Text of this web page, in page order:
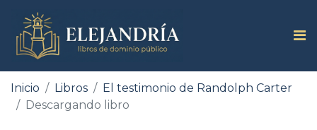
Inicio Libros
El testimonio de Randolph Carter
Descargando libro